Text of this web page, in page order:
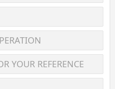
YOUR REFERENCE